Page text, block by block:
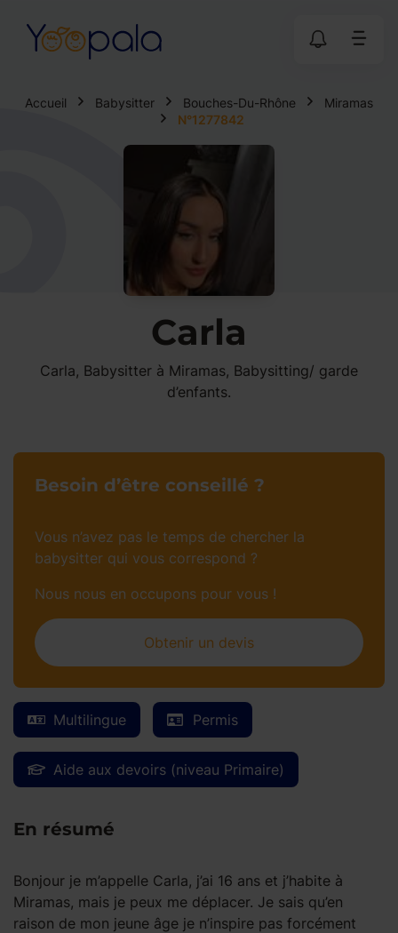
Accueil Babysitter Bouches-Du-Rhône
Miramas
N°1277842
Carla
Carla, Babysitter à Miramas, Babysitting/ garde
d’enfants.
Multilingue Permis
Aide aux devoirs (niveau Primaire)
En résumé
Bonjour je m’appelle Carla, j’ai 16 ans et j’habite à
Miramas, mais je peux me déplacer. Je sais qu’en
raison de mon jeune âge je n’inspire pas forcément
Besoin d’être conseillé ?
Vous n’avez pas le temps de chercher la
babysitter qui vous correspond ?
Nous nous en occupons pour vous !
Obtenir un devis